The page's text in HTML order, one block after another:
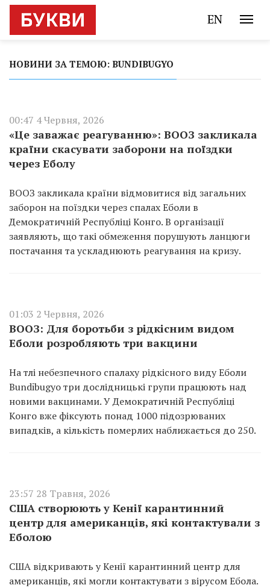
EN
НОВИНИ ЗА ТЕМОЮ: BUNDIBUGYO
00:47 4 Червня, 2026
«Це заважає реагуванню»: ВООЗ закликала
країни скасувати заборони на поїздки
через Еболу
ВООЗ закликала країни відмовитися від загальних
заборон на поїздки через спалах Еболи в
Демократичній Республіці Конго. В організації
заявляють, що такі обмеження порушують ланцюги
постачання та ускладнюють реагування на кризу.
01:03 2 Червня, 2026
ВООЗ: Для боротьби з рідкісним видом
Еболи розробляють три вакцини
На тлі небезпечного спалаху рідкісного виду Еболи
Bundibugyo три дослідницькі групи працюють над
новими вакцинами. У Демократичній Республіці
Конго вже фіксують понад 1000 підозрюваних
випадків, а кількість померлих наближається до 250.
23:57 28 Травня, 2026
США створюють у Кенії карантинний
центр для американців, які контактували з
Еболою
США відкривають у Кенії карантинний центр для
американців, які могли контактувати з вірусом Ебола.